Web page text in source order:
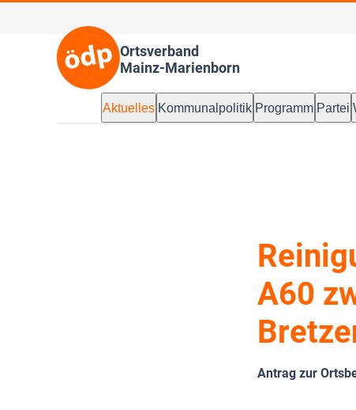
Ortsverband
Mainz-Marienborn
Aktuelles Kommunalpolitik Programm Partei
A60
Antrag zur